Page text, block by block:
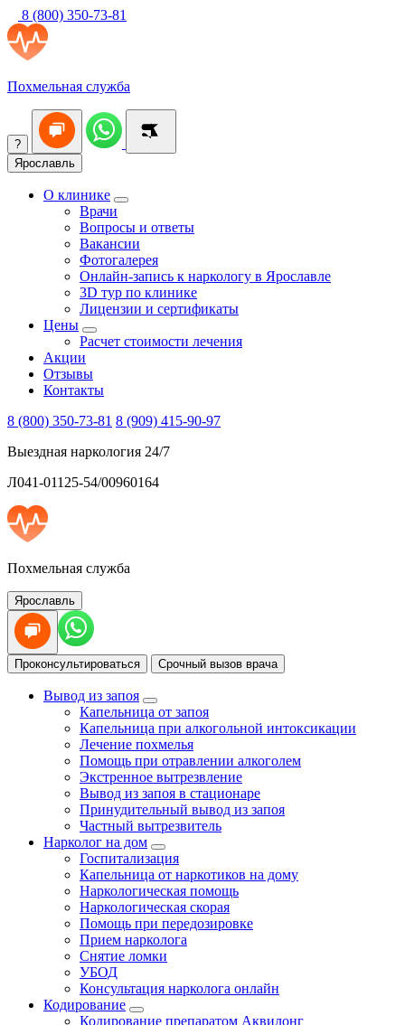
8 (800) 350-73-81
Похмельная служба
?
Ярославль
О клинике
Врачи
Вопросы и ответы
Вакансии
Фотогалерея
Онлайн-запись к наркологу в Ярославле
3D тур по клинике
Лицензии и сертификаты
Цены
Расчет стоимости лечения
Акции
Отзывы
Контакты
8 (800) 350-73-81 8 (909) 415-90-97
Выездная наркология 24/7
Л041-01125-54/00960164
Похмельная служба
Ярославль
Проконсультироваться Срочный вызов врача
Вывод из запоя
Капельница от запоя
Капельница при алкогольной интоксикации
Лечение похмелья
Помощь при отравлении алкоголем
Экстренное вытрезвление
Вывод из запоя в стационаре
Принудительный вывод из запоя
Частный вытрезвитель
Нарколог на дом
Госпитализация
Капельница от наркотиков на дому
Наркологическая помощь
Наркологическая скорая
Помощь при передозировке
Прием нарколога
Снятие ломки
УБОД
Консультация нарколога онлайн
Кодирование
Кодирование препаратом Аквилонг